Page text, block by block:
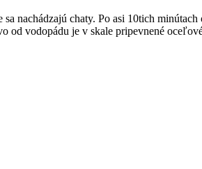
nachádzajú chaty. Po asi 10tich
od vodopádu je v skale pripevnené